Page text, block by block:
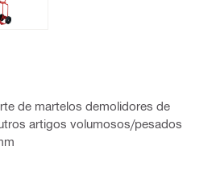
de martelos demolidores de
artigos volumosos/pesados